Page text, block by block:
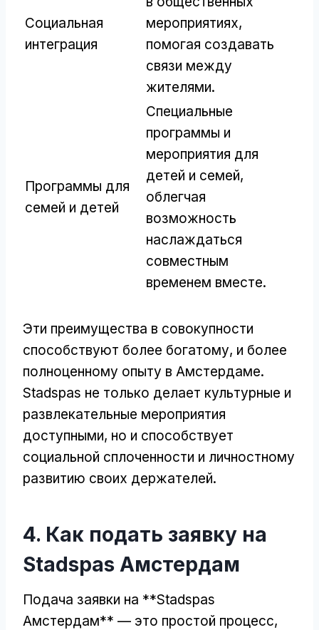
Социальная
интеграция
мероприятиях,
помогая создавать
связи между
жителями.
Программы для
семей и детей
Специальные
программы и
мероприятия для
детей и семей,
облегчая
возможность
наслаждаться
совместным
временем вместе.
Эти преимущества в совокупности
способствуют более богатому, и более
полноценному опыту в Амстердаме.
Stadspas не только делает культурные и
развлекательные мероприятия
доступными, но и способствует
социальной сплоченности и личностному
развитию своих держателей.
4. Как подать заявку на
Stadspas Амстердам
Подача заявки на **Stadspas
Амстердам** — это простой процесс,